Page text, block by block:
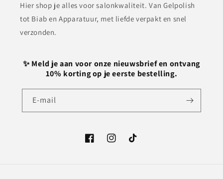
Hier shop je alles voor salonkwaliteit. Van Gelpolish
tot Biab en Apparatuur, met liefde verpakt en snel
verzonden.
✨ Meld je aan voor onze nieuwsbrief en ontvang
10% korting op je eerste bestelling.
E‑mail
FacebookInstagramTikTok